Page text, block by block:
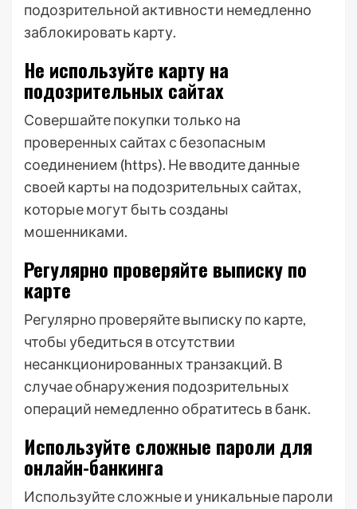
подозрительной активности немедленно
заблокировать карту.
Не используйте карту на
подозрительных сайтах
Совершайте покупки только на
проверенных сайтах с безопасным
соединением (https). Не вводите данные
своей карты на подозрительных сайтах,
которые могут быть созданы
мошенниками.
Регулярно проверяйте выписку по
карте
Регулярно проверяйте выписку по карте,
чтобы убедиться в отсутствии
несанкционированных транзакций. В
случае обнаружения подозрительных
операций немедленно обратитесь в банк.
Используйте сложные пароли для
онлайн-банкинга
Используйте сложные и уникальные пароли